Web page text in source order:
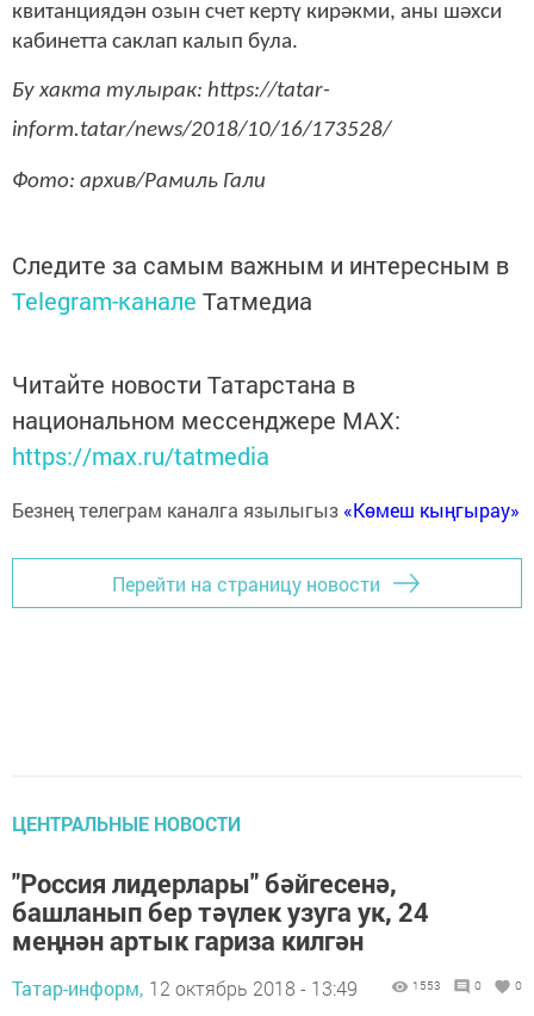
квитанциядән озын счет кертү кирәкми, аны шәхси
кабинетта саклап калып була.
Бу хакта тулырак: https://tatar-
inform.tatar/news/2018/10/16/173528/
Фото: архив/Рамиль Гали
Следите за самым важным и интересным в
Telegram-канале Татмедиа
Читайте новости Татарстана в
национальном мессенджере MАХ:
https://max.ru/tatmedia
Безнең телеграм каналга язылыгыз «Көмеш кыңгырау»
Перейти на страницу новости
ЦЕНТРАЛЬНЫЕ НОВОСТИ
"Россия лидерлары" бәйгесенә,
башланып бер тәүлек узуга ук, 24
меңнән артык гариза килгән
Татар-информ, 12 октябрь 2018 - 13:49 1553 0 0